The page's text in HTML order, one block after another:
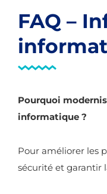
FAQ –
Pourquoi
informatique ?
Pour améliorer les
sécurité et garantir